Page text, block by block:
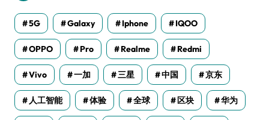
5G Galaxy Iphone IQOO
OPPO Pro Realme Redmi
Vivo 一加 三星 中国 京东
人工智能 体验 全球 区块 华为